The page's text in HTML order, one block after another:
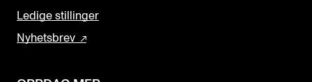
Ledige stillinger
Nyhetsbrev